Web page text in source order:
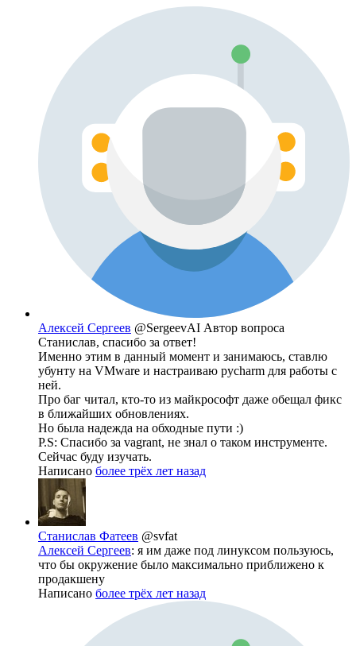
Алексей Сергеев @SergeevAI Автор вопроса
Станислав, спасибо за ответ!
Именно этим в данный момент и занимаюсь, ставлю
убунту на VMware и настраиваю pycharm для работы с
ней.
Про баг читал, кто-то из майкрософт даже обещал фикс
в ближайших обновлениях.
Но была надежда на обходные пути :)
P.S: Спасибо за vagrant, не знал о таком инструменте.
Сейчас буду изучать.
Написано более трёх лет назад
Станислав Фатеев @svfat
Алексей Сергеев: я им даже под линуксом пользуюсь,
что бы окружение было максимально приближено к
продакшену
Написано более трёх лет назад